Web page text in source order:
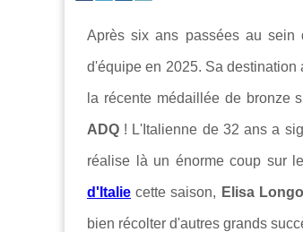
Après six ans passées au sein
d'équipe en 2025. Sa
la récente médaillée de bronze
ADQ ! L'Italienne de 32 ans a
réalise là un énorme coup sur
d'Italie cette saison, Elisa
bien récolter d'autres grands